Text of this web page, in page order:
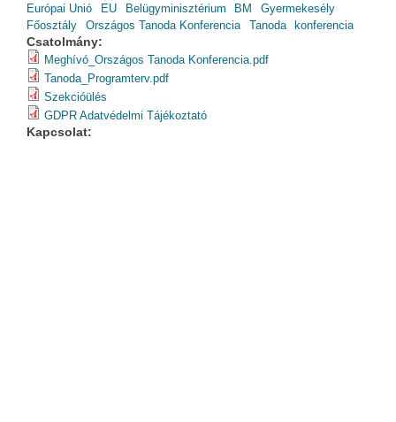
Európai Unió
EU Belügyminisztérium BM
Gyermekesély
Főosztály
Országos Tanoda Konferencia Tanoda konferencia
Csatolmány:
Meghívó_Országos Tanoda Konferencia.pdf
Tanoda_Programterv.pdf
Szekcióülés
GDPR Adatvédelmi Tájékoztató
Kapcsolat: